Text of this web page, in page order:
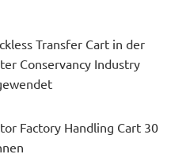
Transfer Cart in der
Conservancy Industry
Factory Handling Cart 30